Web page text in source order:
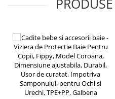
Instalatii de Craciun
Instalatii liniare/sir
Instalatii perdea
Instalatii plasa
Instalatii Solare
Instalatii turturi-franjuri